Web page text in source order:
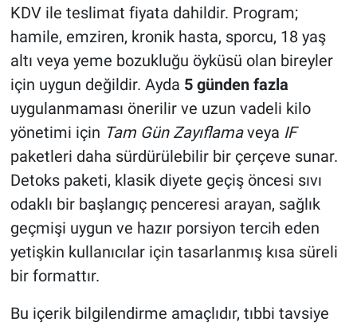
KDV ile teslimat fiyata dahildir. Program;
hamile, emziren, kronik hasta, sporcu, 18 yaş
altı veya yeme bozukluğu öyküsü olan bireyler
için uygun değildir. Ayda 5 günden fazla
uygulanmaması önerilir ve uzun vadeli kilo
yönetimi için Tam Gün Zayıflamaveya IF
paketleri daha sürdürülebilir bir çerçeve sunar.
Detoks paketi, klasik diyete geçiş öncesi sıvı
odaklı bir başlangıç penceresi arayan, sağlık
geçmişi uygun ve hazır porsiyon tercih eden
yetişkin kullanıcılar için tasarlanmış kısa süreli
bir formattır.
Bu içerik bilgilendirme amaçlıdır, tıbbi tavsiye